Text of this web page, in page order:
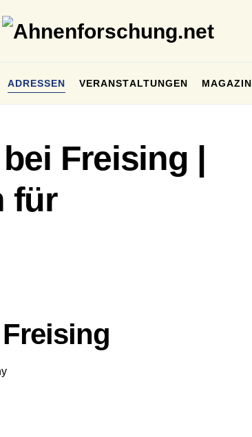
ADRESSEN VERANSTALTUNGEN MAGAZIN
Freising |
für